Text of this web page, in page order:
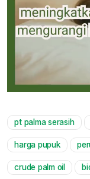
pt palma serasih
harga pupuk
crude palm oil